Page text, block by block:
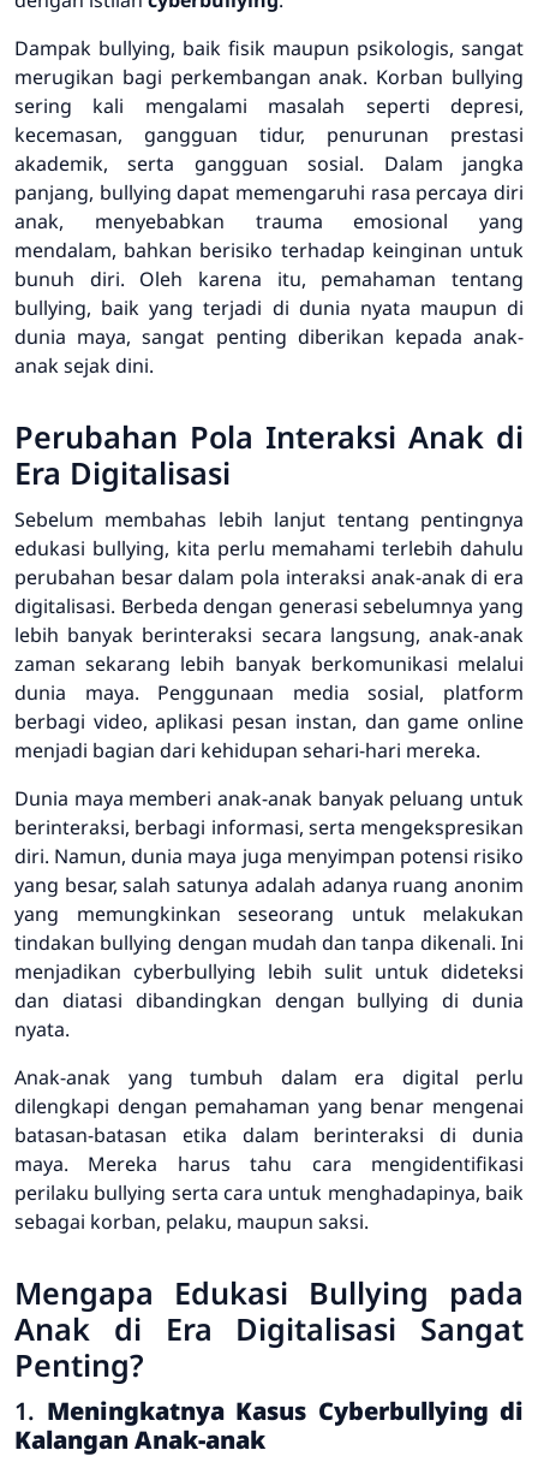
Dampak bullying, baik fisik maupun psikologis, sangat
merugikan bagi perkembangan anak. Korban bullying
sering kali mengalami masalah seperti depresi,
kecemasan, gangguan tidur, penurunan prestasi
akademik, serta gangguan sosial. Dalam jangka
panjang, bullying dapat memengaruhi rasa percaya diri
anak, menyebabkan trauma emosional yang
mendalam, bahkan berisiko terhadap keinginan untuk
bunuh diri. Oleh karena itu, pemahaman tentang
bullying, baik yang terjadi di dunia nyata maupun di
dunia maya, sangat penting diberikan kepada anak-
anak sejak dini.
Perubahan Pola Interaksi Anak di
Era Digitalisasi
Sebelum membahas lebih lanjut tentang pentingnya
edukasi bullying, kita perlu memahami terlebih dahulu
perubahan besar dalam pola interaksi anak-anak di era
digitalisasi. Berbeda dengan generasi sebelumnya yang
lebih banyak berinteraksi secara langsung, anak-anak
zaman sekarang lebih banyak berkomunikasi melalui
dunia maya. Penggunaan media sosial, platform
berbagi video, aplikasi pesan instan, dan game online
menjadi bagian dari kehidupan sehari-hari mereka.
Dunia maya memberi anak-anak banyak peluang untuk
berinteraksi, berbagi informasi, serta mengekspresikan
diri. Namun, dunia maya juga menyimpan potensi risiko
yang besar, salah satunya adalah adanya ruang anonim
yang memungkinkan seseorang untuk melakukan
tindakan bullying dengan mudah dan tanpa dikenali. Ini
menjadikan cyberbullying lebih sulit untuk dideteksi
dan diatasi dibandingkan dengan bullying di dunia
nyata.
Anak-anak yang tumbuh dalam era digital perlu
dilengkapi dengan pemahaman yang benar mengenai
batasan-batasan etika dalam berinteraksi di dunia
maya. Mereka harus tahu cara mengidentifikasi
perilaku bullying serta cara untuk menghadapinya, baik
sebagai korban, pelaku, maupun saksi.
Mengapa Edukasi Bullying pada
Anak di Era Digitalisasi Sangat
Penting?
1. Meningkatnya Kasus Cyberbullying di
Kalangan Anak-anak